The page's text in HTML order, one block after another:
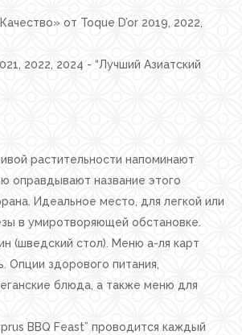
от Toque D’or 2019, 2022,
2022, 2024 - “Лучший Азиатский
растительности напоминают
оправдывают название этого
Идеальное место, для легкой или
в умиротворяющей обстановке.
(шведский стол). Меню а-ля карт
Опции здорового питания,
блюда, а также меню для
BBQ Feast” проводится каждый